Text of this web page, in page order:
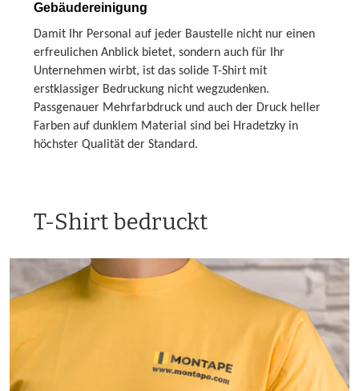
Gebäudereinigung
Damit Ihr Personal auf jeder Baustelle nicht nur einen
erfreulichen Anblick bietet, sondern auch für Ihr
Unternehmen wirbt, ist das solide T-Shirt mit
erstklassiger Bedruckung nicht wegzudenken.
Passgenauer Mehrfarbdruck und auch der Druck heller
Farben auf dunklem Material sind bei Hradetzky in
höchster Qualität der Standard.
T-Shirt bedruckt